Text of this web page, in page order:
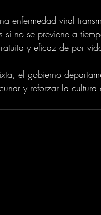
enfermedad viral
si no se previene a
y eficaz de por
el gobierno
y reforzar la